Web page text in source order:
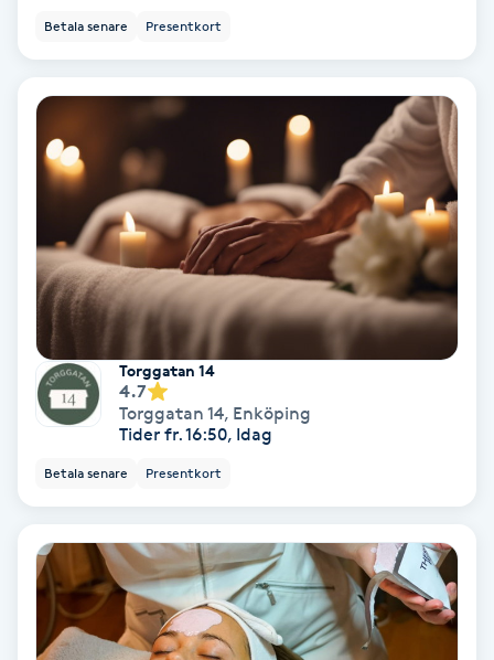
Celluliter
Coachning
Color correction
Cryoterapi
Damklippning
Dermapen
Diamantslipning
Extensions
Extensions borttagning
Betala senare Presentkort
Torggatan 14
4.7
Torggatan 14, Enköping
Tider fr. 16:50, Idag
Betala senare Presentkort